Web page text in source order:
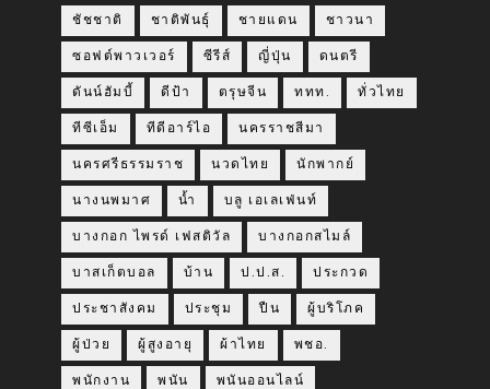
ชัชชาติ ชาติพันธุ์ ชายแดน ชาวนา
ซอฟต์พาวเวอร์ ซีรีส์ ญี่ปุ่น ดนตรี
ดันน์ฮัมบี้ ดีป้า ตรุษจีน ททท. ทั่วไทย
ทีซีเอ็ม ทีดีอาร์ไอ นครราชสีมา
นครศรีธรรมราช นวดไทย นักพากย์
นางนพมาศ น้ำ บลู เอเลเฟ่นท์
บางกอก ไพรด์ เฟสติวัล บางกอกสไมล์
บาสเก็ตบอล บ้าน ป.ป.ส. ประกวด
ประชาสังคม ประชุม ปืน ผู้บริโภค
ผู้ป่วย ผู้สูงอายุ ผ้าไทย พชอ.
พนักงาน พนัน พนันออนไลน์